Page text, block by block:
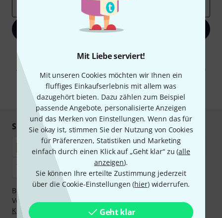
Mit Liebe serviert!
Mit unseren Cookies möchten wir Ihnen ein
fluffiges Einkaufserlebnis mit allem was
dazugehört bieten. Dazu zählen zum Beispiel
passende Angebote, personalisierte Anzeigen
und das Merken von Einstellungen. Wenn das für
Sie okay ist, stimmen Sie der Nutzung von Cookies
für Präferenzen, Statistiken und Marketing
einfach durch einen Klick auf „Geht klar“ zu (alle
anzeigen).
Sie können Ihre erteilte Zustimmung jederzeit
über die Cookie-Einstellungen (hier) widerrufen.
Geht klar
Jetzt anmelden
Mit Klick auf „Jetzt anmelden“ stimmen Sie dem Erhalt von E-Mail-
Werbung und einer Messung des E-Mail-Nutzungsverhaltens zu. Die
Abmeldung ist jederzeit möglich. Weitere Informationen finden Sie in
unserenDatenschutzhinweisen.
* Pflichtfeld
Sicher einkaufen & bezahlen
Bezahlen Sie vertraulich und sicher per Nachnahme,
Vorkasse, PayPal, Amazon Pay,Klarna Sofort bezahlen
Klarna Ratenzahlung
oder Kreditkarte.